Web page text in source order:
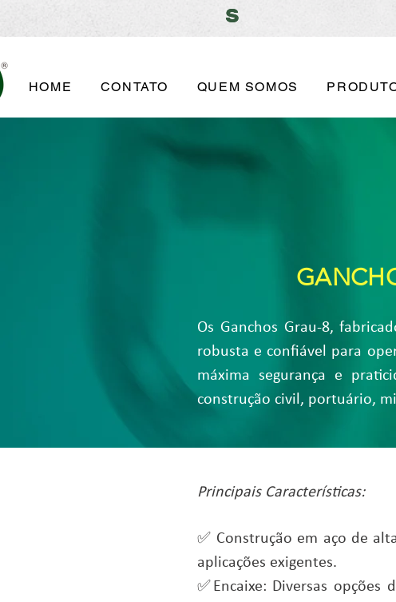
s
s
HOME CONTATO QUEM SOMOS
Os Ganchos Grau-8,
robusta e confiável para
máxima segurança e
construção civil, portuário,
Principais Características:
✅ Construção em aço de
aplicações exigentes.
✅Encaixe: Diversas